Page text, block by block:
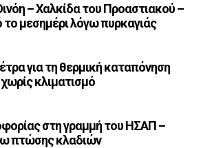
– Χαλκίδα του Προαστιακού –
μεσημέρι λόγω πυρκαγιάς
για τη θερμική καταπόνηση
κλιματισμό
στη γραμμή του ΗΣΑΠ –
πτώσης κλαδιών